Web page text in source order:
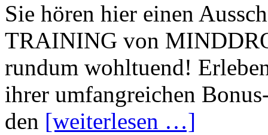
Sie hören hier einen
TRAINING von
rundum wohltuend!
ihrer umfangreichen
den [weiterlesen …]